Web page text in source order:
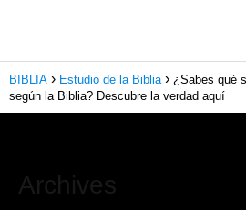
BIBLIA Estudio de la Biblia
¿Sabes qué
según la Biblia? Descubre la verdad aquí
Archives